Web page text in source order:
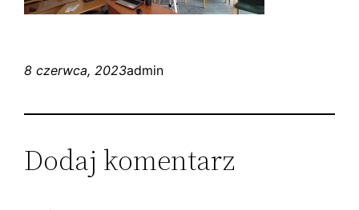
8 czerwca, 2023admin
Dodaj komentarz